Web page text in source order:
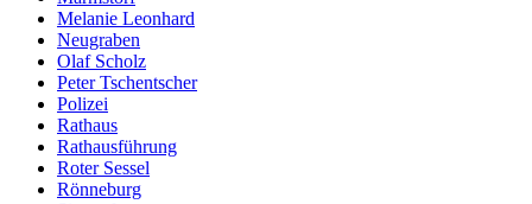
Melanie Leonhard
Neugraben
Olaf Scholz
Peter Tschentscher
Polizei
Rathaus
Rathausführung
Roter Sessel
Rönneburg